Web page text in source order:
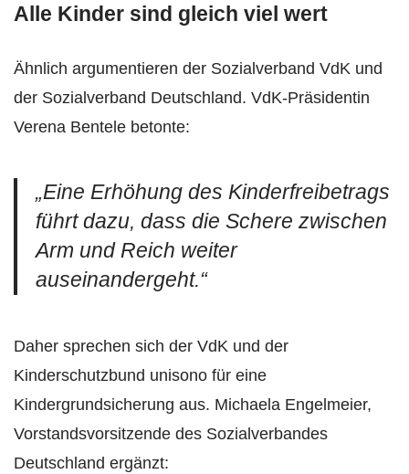
Alle Kinder sind gleich viel wert
Ähnlich argumentieren der Sozialverband VdK und
der Sozialverband Deutschland. VdK-Präsidentin
Verena Bentele betonte:
„Eine Erhöhung des Kinderfreibetrags
führt dazu, dass die Schere zwischen
Arm und Reich weiter
auseinandergeht.“
Daher sprechen sich der VdK und der
Kinderschutzbund unisono für eine
Kindergrundsicherung aus. Michaela Engelmeier,
Vorstandsvorsitzende des Sozialverbandes
Deutschland ergänzt: